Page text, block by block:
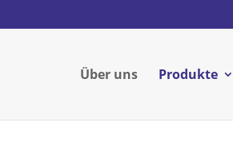
Über uns Produkte